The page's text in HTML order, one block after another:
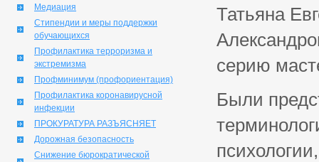
Медиация
Стипендии и меры поддержки
обучающихся
Профилактика терроризма и
экстремизма
Профминимум (профориентация)
Профилактика коронавирусной
инфекции
ПРОКУРАТУРА РАЗЪЯСНЯЕТ
Дорожная безопасность
Снижение бюрократической
Татьяна
серию
Были